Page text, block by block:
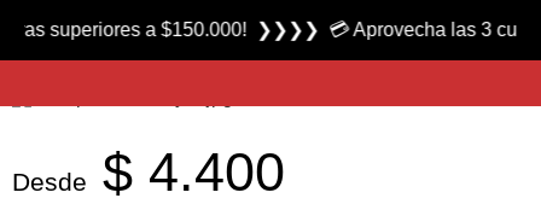
Producto nuevo
Cuchara Ondulante Eveready marca Wemps
Desde $ 4.400
a $150.000! ❯❯❯❯ 💳 Aprovecha las 3 cuotas